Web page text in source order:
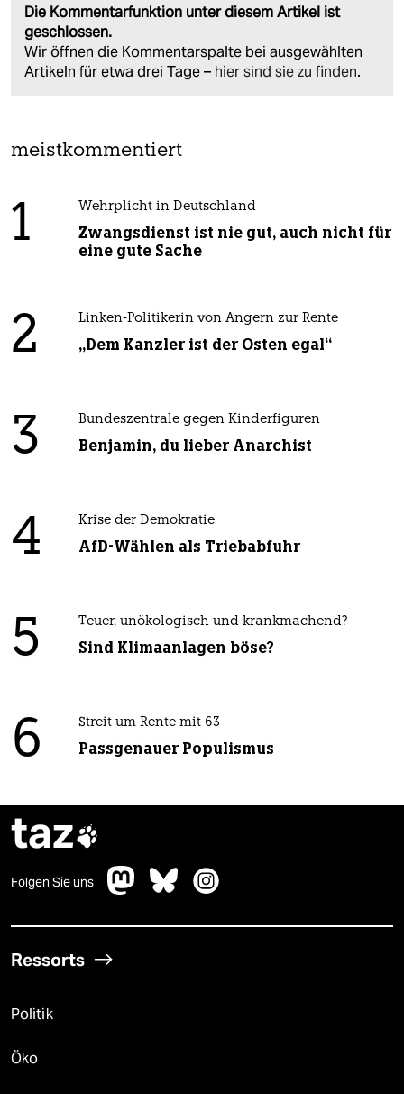
Die Kommentarfunktion unter diesem Artikel ist
geschlossen.
Wir öffnen die Kommentarspalte bei ausgewählten
Artikeln für etwa drei Tage – hier sind sie zu finden.
meistkommentiert
1 Wehrplicht in Deutschland
Zwangsdienst ist nie gut, auch nicht für
eine gute Sache
2 Linken-Politikerin von Angern zur Rente
„Dem Kanzler ist der Osten egal“
3 Bundeszentrale gegen Kinderfiguren
Benjamin, du lieber Anarchist
4 Krise der Demokratie
AfD-Wählen als Triebabfuhr
5 Teuer, unökologisch und krankmachend?
Sind Klimaanlagen böse?
6 Streit um Rente mit 63
Passgenauer Populismus
taz
Folgen Sie uns
Ressorts
Politik
Öko